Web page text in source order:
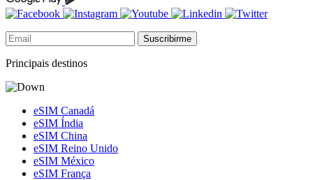
Suscribirme
Principais destinos
eSIM Canadá
eSIM Índia
eSIM China
eSIM Reino Unido
eSIM México
eSIM França